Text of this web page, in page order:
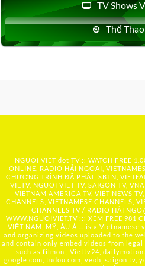
TV Shows
Thể
NGUOI VIET dot TV :: WATCH FREE
ONLINE, RADIO HẢI NGOẠI,
CHƯƠNG TRÌNH ĐÃ PHÁT: SBTN,
VIETV, NGUOI VIET TV, SAIGON TV,
VIETNAM AMERICA TV, VIET NEWS
CHANNELS, VIETNAMESE CHANNELS,
CHANNELS TV / RADIO HẢI
WWW.NGUOIVIET.TV ::: XEM FREE 981
VIỆT NAM, MỸ, ÂU Á ….is a
and organizing videos uploaded to the
and contain only embed videos from
such as filmon , Viettv24,
google.com, tudou.com, veoh, saigon tv,